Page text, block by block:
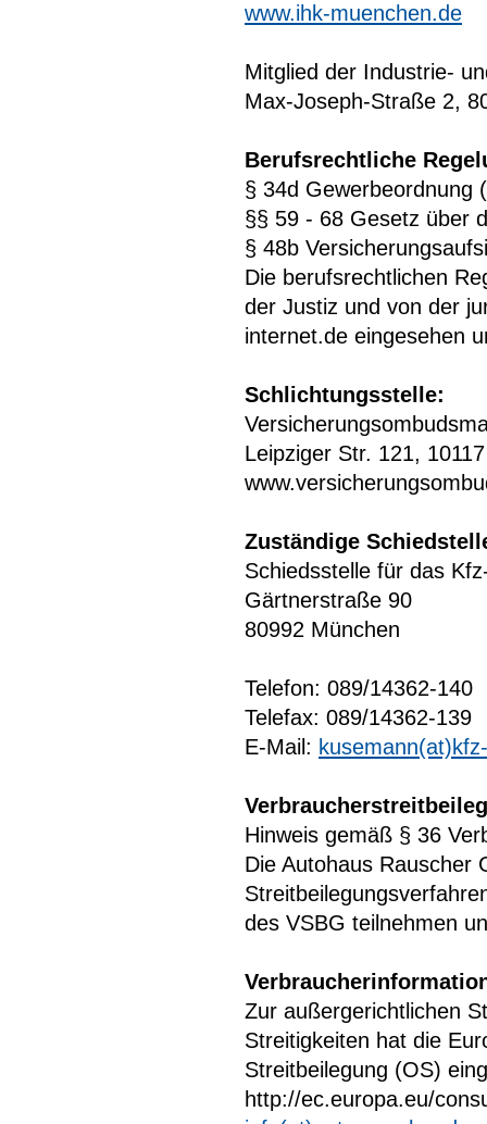
www.ihk-muenchen.de
Mitglied der Industrie-
Max-Joseph-Straße 2,
Berufsrechtliche
§ 34d Gewerbeordnung
§§ 59 - 68 Gesetz über
§ 48b
Die berufsrechtlichen
der Justiz und von der
internet.de eingesehen
Schlichtungsstelle:
Leipziger Str. 121,
Zuständige
Schiedsstelle für das
Gärtnerstraße 90
80992 München
Telefon: 089/14362-140
Telefax: 089/14362-139
E-Mail:
Hinweis gemäß § 36
Die Autohaus Rauscher
des VSBG teilnehmen
Zur außergerichtlichen
Streitigkeiten hat die
Streitbeilegung (OS)
http://ec.europa.eu/